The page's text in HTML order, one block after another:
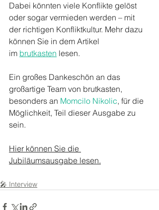
Dabei könnten viele Konflikte gelöst
oder sogar vermieden werden – mit
der richtigen Konfliktkultur. Mehr dazu
können Sie in dem Artikel
im brutkasten lesen.
Ein großes Dankeschön an das
großartige Team von brutkasten,
besonders an Momcilo Nikolic, für die
Möglichkeit, Teil dieser Ausgabe zu
sein.
Hier können Sie die
Jubiläumsausgabe lesen.
🎤 Interview